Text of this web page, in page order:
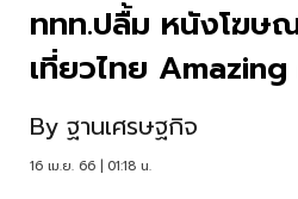
ททท.ปลื้ม หนังโฆษ
เที่ยวไทย
By ฐานเศรษฐกิจ
16 เม.ย. 66 | 01:18 น.